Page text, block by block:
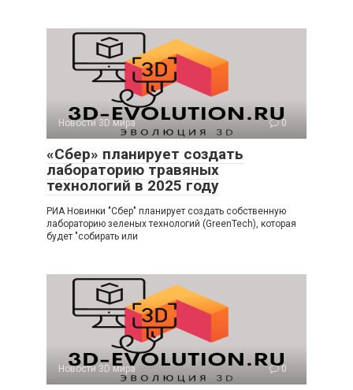
Новости 3D мира 0
«Сбер» планирует создать
лабораторию травяных
технологий в 2025 году
РИА Новинки "Сбер" планирует создать собственную
лабораторию зеленых технологий (GreenTech), которая
будет "собирать или
Новости 3D мира 0